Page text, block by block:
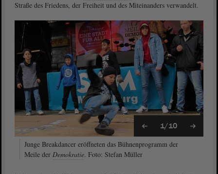
Straße des Friedens, der Freiheit und des Miteinanders verwandelt.
1/10
Junge Breakdancer eröffneten das Bühnenprogramm der
Meile der Demokratie. Foto: Stefan Müller